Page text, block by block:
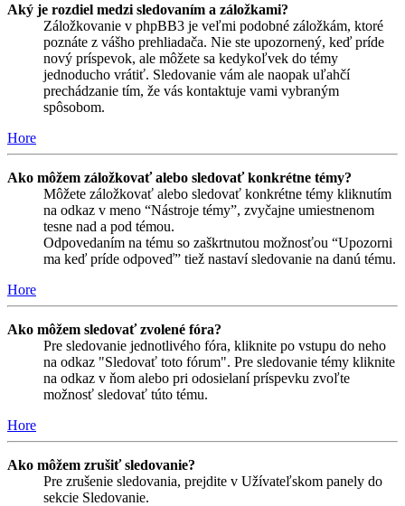
Aký je rozdiel medzi sledovaním a záložkami?
Záložkovanie v phpBB3 je veľmi podobné záložkám, ktoré
poznáte z vášho prehliadača. Nie ste upozornený, keď príde
nový príspevok, ale môžete sa kedykoľvek do témy
jednoducho vrátiť. Sledovanie vám ale naopak uľahčí
prechádzanie tím, že vás kontaktuje vami vybraným
spôsobom.
Hore
Ako môžem záložkovať alebo sledovať konkrétne témy?
Môžete záložkovať alebo sledovať konkrétne témy kliknutím
na odkaz v meno “Nástroje témy”, zvyčajne umiestnenom
tesne nad a pod témou.
Odpovedaním na tému so zaškrtnutou možnosťou “Upozorni
ma keď príde odpoveď” tiež nastaví sledovanie na danú tému.
Hore
Ako môžem sledovať zvolené fóra?
Pre sledovanie jednotlivého fóra, kliknite po vstupu do neho
na odkaz "Sledovať toto fórum". Pre sledovanie témy kliknite
na odkaz v ňom alebo pri odosielaní príspevku zvoľte
možnosť sledovať túto tému.
Hore
Ako môžem zrušiť sledovanie?
Pre zrušenie sledovania, prejdite v Užívateľskom panely do
sekcie Sledovanie.